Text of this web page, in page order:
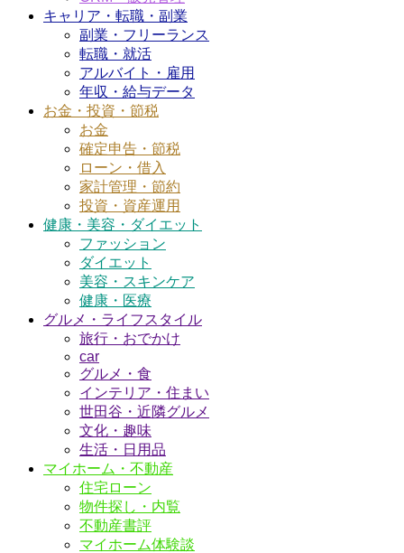
キャリア・転職・副業
副業・フリーランス
転職・就活
アルバイト・雇用
年収・給与データ
お金・投資・節税
お金
確定申告・節税
ローン・借入
家計管理・節約
投資・資産運用
健康・美容・ダイエット
ファッション
ダイエット
美容・スキンケア
健康・医療
グルメ・ライフスタイル
旅行・おでかけ
car
グルメ・食
インテリア・住まい
世田谷・近隣グルメ
文化・趣味
生活・日用品
マイホーム・不動産
住宅ローン
物件探し・内覧
不動産書評
マイホーム体験談